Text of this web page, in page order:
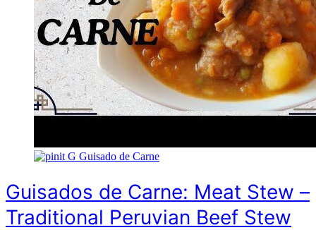
G Guisado de Carne
Guisados de Carne: Meat Stew –
Traditional Peruvian Beef Stew